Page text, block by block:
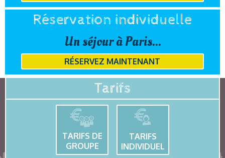
Réservation individuelle
Un séjour à Paris...
RÉSERVEZ MAINTENANT
Tarifs
TARIFS DE
GROUPE
TARIFS
INDIVIDUEL